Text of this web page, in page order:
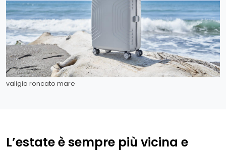
valigia roncato mare
L’estate è sempre più vicina e